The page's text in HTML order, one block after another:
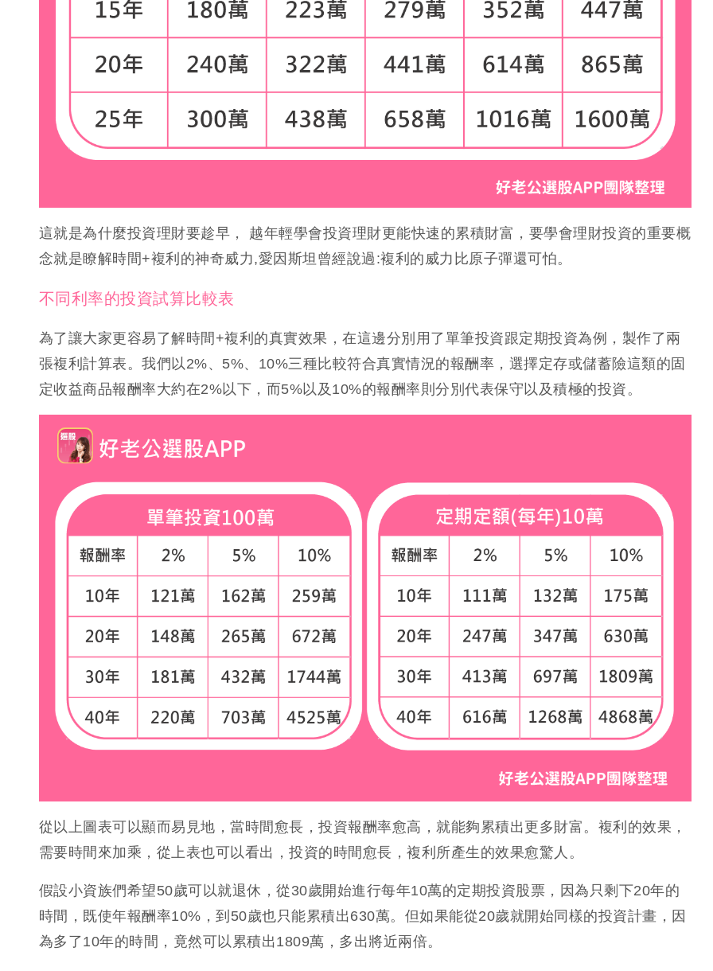
這就是為什麼投資理財要趁早， 越年輕學會投資理財更能快速的累積財富，要學會理財投資的重要概
念就是瞭解時間+複利的神奇威力,愛因斯坦曾經說過:複利的威力比原子彈還可怕。
不同利率的投資試算比較表
為了讓大家更容易了解時間+複利的真實效果，在這邊分別用了單筆投資跟定期投資為例，製作了兩
張複利計算表。我們以2%、5%、10%三種比較符合真實情況的報酬率，選擇定存或儲蓄險這類的固
定收益商品報酬率大約在2%以下，而5%以及10%的報酬率則分別代表保守以及積極的投資。
從以上圖表可以顯而易見地，當時間愈長，投資報酬率愈高，就能夠累積出更多財富。複利的效果，
需要時間來加乘，從上表也可以看出，投資的時間愈長，複利所產生的效果愈驚人。
假設小資族們希望50歲可以就退休，從30歲開始進行每年10萬的定期投資股票，因為只剩下20年的
時間，既使年報酬率10%，到50歲也只能累積出630萬。但如果能從20歲就開始同樣的投資計畫，因
為多了10年的時間，竟然可以累積出1809萬，多出將近兩倍。